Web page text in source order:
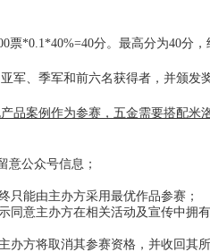
*0.1*40%=40分。最高分为40分，
、季军和前六名获得者，并颁发
品案例作为参赛，五金需要搭配米
意公众号信息；
只能由主办方采用最优作品参赛；
意主办方在相关活动及宣传中拥
方将取消其参赛资格，并收回